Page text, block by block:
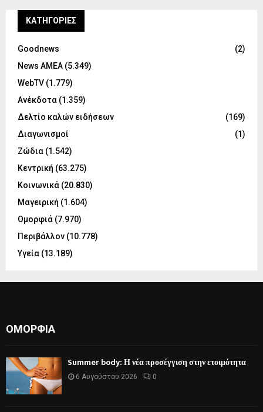
KΑΤΗΓΟΡΊΕΣ
Goodnews
(2)
News ΑΜΕΑ (5.349)
WebTV (1.779)
Ανέκδοτα (1.359)
Δελτίο καλών ειδήσεων
(169)
Διαγωνισμοί
(1)
Ζώδια (1.542)
Κεντρική (63.275)
Κοινωνικά (20.830)
Μαγειρική (1.604)
Ομορφιά (7.970)
Περιβάλλον (10.778)
Υγεία (13.189)
ΟΜΟΡΦΙΆ
Summer body: Η νέα προσέγγιση στην ετοιμότητα
6 Αυγούστου 2026 0